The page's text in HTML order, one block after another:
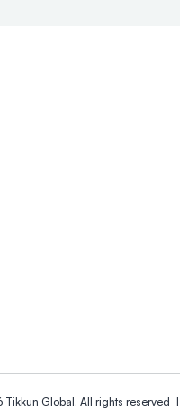
Tikkun Global. All rights reserved |